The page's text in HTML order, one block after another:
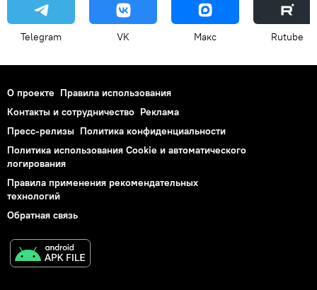
Telegram VK Макс Rutube
О проекте Правила использования
Контакты и сотрудничество Реклама
Пресс-релизы Политика конфиденциальности
Политика использования Cookie и автоматического
логирования
Правила применения рекомендательных
технологий
Обратная связь